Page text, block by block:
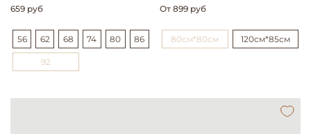
659 руб
56 62 68 74 80 86
92
От 899 руб
80см*80см 120см*85см